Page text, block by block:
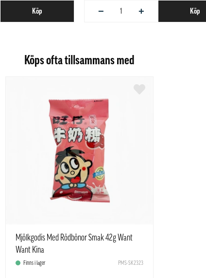
Köp − + Köp
Köps ofta tillsammans med
Mjölkgodis Med Rödbönor Smak 42g Want
Want Kina
Finns i lager PMS-SK2323